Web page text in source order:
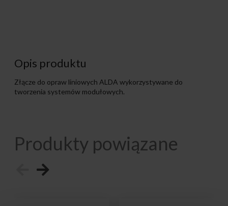
Opis produktu
Złącze do opraw liniowych ALDA wykorzystywane do
tworzenia systemów modułowych.
Produkty powiązane